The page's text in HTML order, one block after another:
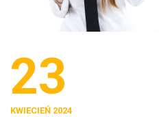
23
KWIECIEŃ 2024